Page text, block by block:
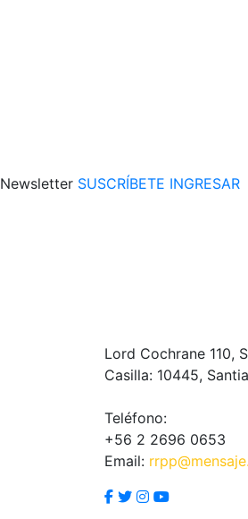
Newsletter SUSCRÍBETE INGRESAR
Lord Cochrane 110,
Casilla: 10445,
Teléfono:
+56 2 2696 0653
Email: